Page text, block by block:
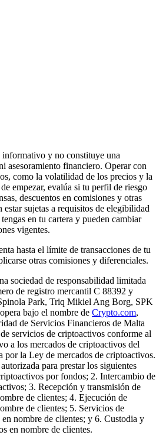
informativo y no constituye una
asesoramiento financiero. Operar con
como la volatilidad de los precios y la
empezar, evalúa si tu perfil de riesgo
descuentos en comisiones y otras
estar sujetas a requisitos de elegibilidad
en tu cartera y pueden cambiar
vigentes.
hasta el límite de transacciones de tu
otras comisiones y diferenciales.
sociedad de responsabilidad limitada
de registro mercantil C 88392 y
Park, Triq Mikiel Ang Borg, SPK
bajo el nombre de Crypto.com,
de Servicios Financieros de Malta
servicios de criptoactivos conforme al
a los mercados de criptoactivos del
por la Ley de mercados de criptoactivos.
para prestar los siguientes
por fondos; 2. Intercambio de
3. Recepción y transmisión de
de clientes; 4. Ejecución de
de clientes; 5. Servicios de
nombre de clientes; y 6. Custodia y
en nombre de clientes.